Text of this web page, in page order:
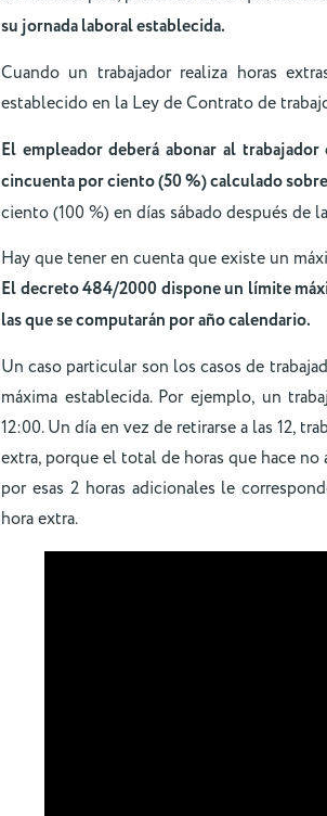
su jornada laboral establecida.
Cuando un trabajador realiza horas
establecido en la Ley de Contrato de
El empleador deberá abonar al
cincuenta por ciento (50 %) calculado
ciento (100 %) en días sábado después de
Hay que tener en cuenta que existe un
El decreto 484/2000 dispone un límite
las que se computarán por año calendario.
Un caso particular son los casos de
máxima establecida. Por ejemplo, un
12:00. Un día en vez de retirarse a las 12,
extra, porque el total de horas que hace
por esas 2 horas adicionales le
hora extra.